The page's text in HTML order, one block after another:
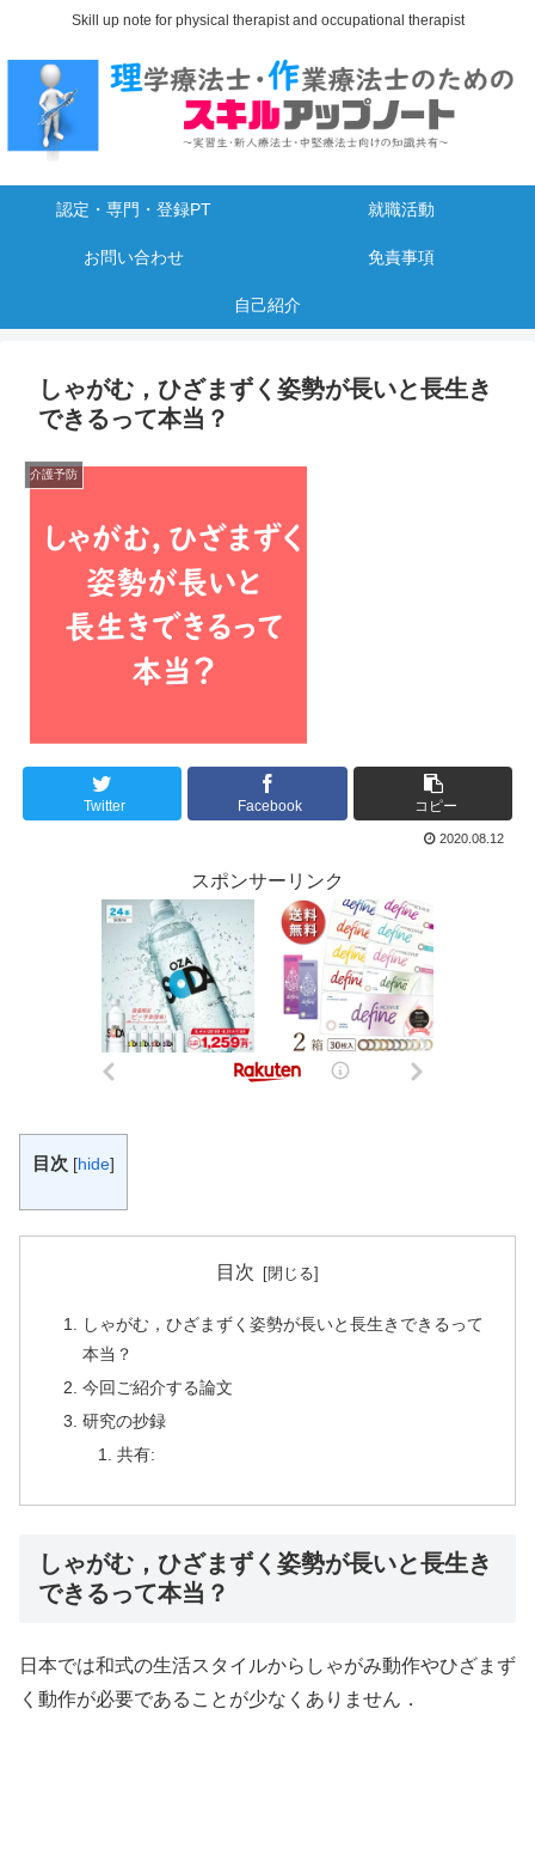
Skill up note for physical therapist and occupational therapist
認定・専門・登録PT 就職活動
お問い合わせ 免責事項
自己紹介
しゃがむ，ひざまずく姿勢が長いと長生き
できるって本当？
介護予防
Twitter Facebook コピー
2020.08.12
スポンサーリンク
目次 [hide]
目次
しゃがむ，ひざまずく姿勢が長いと長生きできるって
本当？
今回ご紹介する論文
研究の抄録
共有:
しゃがむ，ひざまずく姿勢が長いと長生き
できるって本当？
日本では和式の生活スタイルからしゃがみ動作やひざまず
く動作が必要であることが少なくありません．